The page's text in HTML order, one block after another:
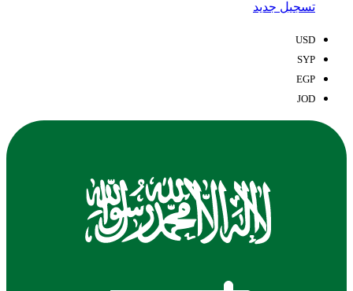
تسجيل جديد
USD
SYP
EGP
JOD